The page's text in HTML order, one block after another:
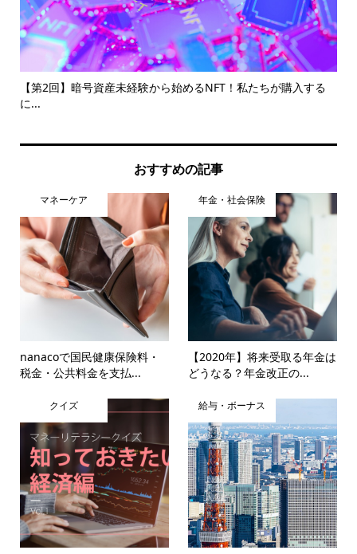
【第2回】暗号資産未経験から始めるNFT！私たちが購入する
に...
おすすめの記事
マネーケア
nanacoで国民健康保険料・
税金・公共料金を支払...
年金・社会保険
【2020年】将来受取る年金は
どうなる？年金改正の...
クイズ 給与・ボーナス